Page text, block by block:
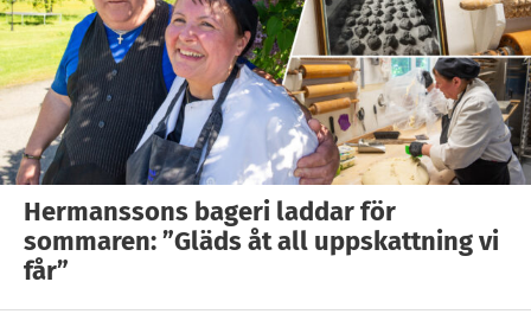
Hermanssons bageri laddar för
sommaren: ”Gläds åt all uppskattning vi
får”